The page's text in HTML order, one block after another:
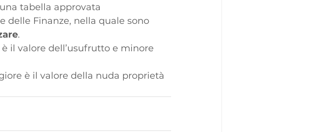
tabella approvata
delle Finanze, nella quale sono
.
il valore dell’usufrutto e minore
è il valore della nuda proprietà